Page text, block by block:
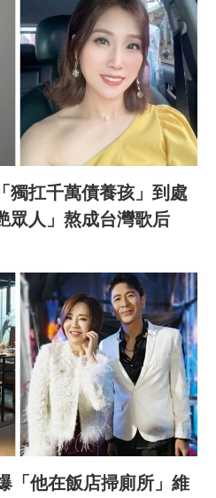
獨扛千萬債養孩」到處
人」熬成台灣歌后
「他在飯店掃廁所」維